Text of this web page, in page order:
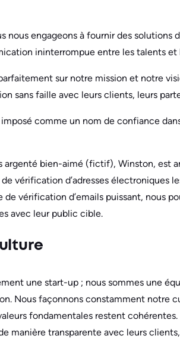
nous engageons à fournir des solutions
ininterrompue entre les talents et
sur notre mission et notre
sans faille avec leurs clients, leurs
comme un nom de confiance
bien-aimé (fictif), Winston, est
vérification d’adresses électroniques
de vérification d’emails puissant, nous
avec leur public cible.
une start-up ; nous sommes une
Nous façonnons constamment notre
fondamentales restent
manière transparente avec leurs